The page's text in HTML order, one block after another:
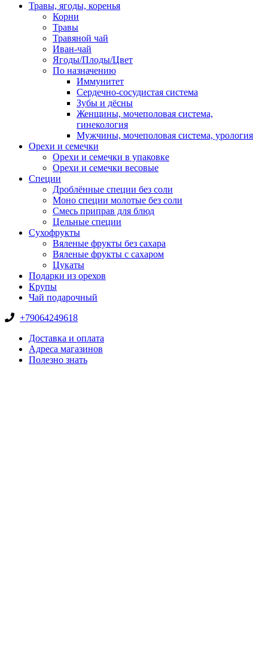
Травы, ягоды, коренья
Корни
Травы
Травяной чай
Иван-чай
Ягоды/Плоды/Цвет
По назначению
Иммунитет
Сердечно-сосудистая система
Зубы и дёсны
Женщины, мочеполовая система,
гинекология
Мужчины, мочеполовая система, урология
Орехи и семечки
Орехи и семечки в упаковке
Орехи и семечки весовые
Специи
Дроблённые специи без соли
Моно специи молотые без соли
Смесь приправ для блюд
Цельные специи
Сухофрукты
Вяленые фрукты без сахара
Вяленые фрукты с сахаром
Цукаты
Подарки из орехов
Крупы
Чай подарочный
+79064249618
Доставка и оплата
Адреса магазинов
Полезно знать